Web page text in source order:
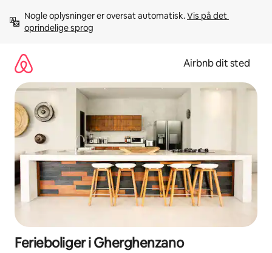
videre
Nogle oplysninger er oversat automatisk. Vis på det
oprindelige sprog
Airbnb dit sted
Ferieboliger i Gherghenzano